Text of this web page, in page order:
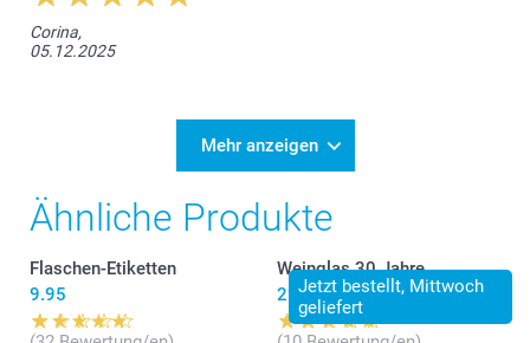
Corina,
05.12.2025
Mehr anzeigen
Ähnliche Produkte
Flaschen-Etiketten
9.95
Jetzt bestellt, Mittwoch
geliefert
Weinglas 30 Jahre
29.95